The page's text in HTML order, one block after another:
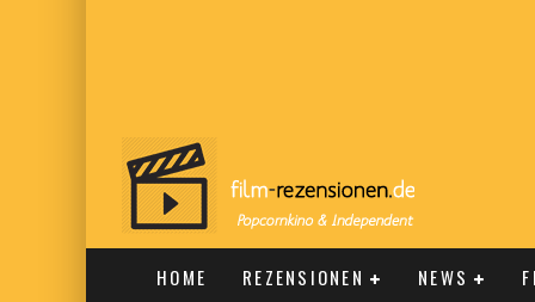
HOME REZENSIONEN NEWS